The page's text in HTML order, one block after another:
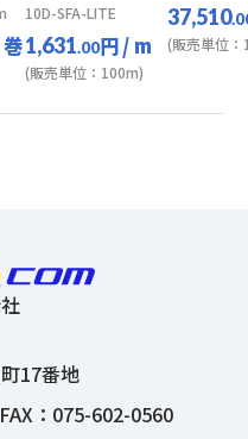
10D-SFA-LITE
1,631.00円/ m
(販売単位：100m)
37,510
(販売単位：
17番地
：075-602-0560